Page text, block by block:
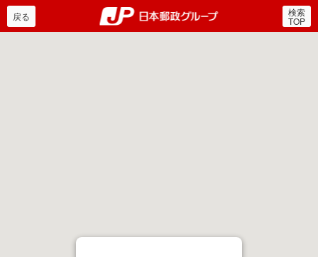
郵便局・日本郵政グルー
戻る 検索
TOP